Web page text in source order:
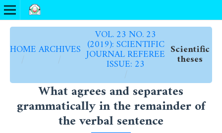
HOME
/
ARCHIVES
/
VOL. 23 NO. 23
(2019): SCIENTIFIC
JOURNAL REFEREE
ISSUE: 23
/
Scientific
theses
What agrees and separates
grammatically in the remainder of
the verbal sentence